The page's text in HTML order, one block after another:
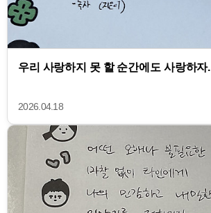
우리 사랑하지 못 할 순간에도 사랑하자.
2026.04.18